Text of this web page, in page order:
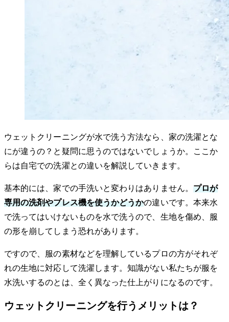
ウェットクリーニングが水で洗う方法なら、家の洗濯とな
にが違うの？と疑問に思うのではないでしょうか。ここか
らは自宅での洗濯との違いを解説していきます。
基本的には、家での手洗いと変わりはありません。 プロが
専用の洗剤やプレス機を使うかどうかの違いです。本来水
で洗ってはいけないものを水で洗うので、生地を傷め、服
の形を崩してしまう恐れがあります。
ですので、服の素材などを理解しているプロの方がそれぞ
れの生地に対応して洗濯します。知識がない私たちが服を
水洗いするのとは、全く異なった仕上がりになるのです。
ウェットクリーニングを行うメリットは？